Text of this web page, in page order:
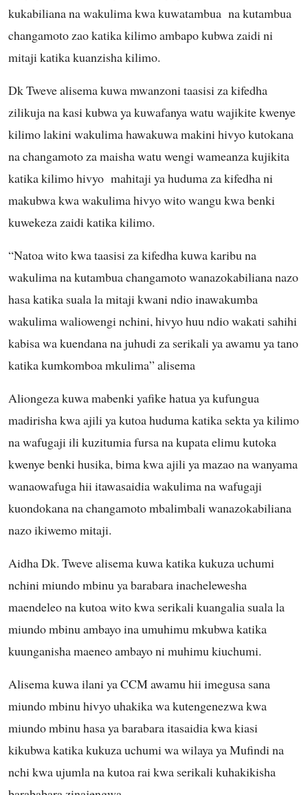
kukabiliana na wakulima kwa kuwatambua na kutambua
changamoto zao katika kilimo ambapo kubwa zaidi ni
mitaji katika kuanzisha kilimo.
Dk Tweve alisema kuwa mwanzoni taasisi za kifedha
zilikuja na kasi kubwa ya kuwafanya watu wajikite kwenye
kilimo lakini wakulima hawakuwa makini hivyo kutokana
na changamoto za maisha watu wengi wameanza kujikita
katika kilimo hivyo mahitaji ya huduma za kifedha ni
makubwa kwa wakulima hivyo wito wangu kwa benki
kuwekeza zaidi katika kilimo.
“Natoa wito kwa taasisi za kifedha kuwa karibu na
wakulima na kutambua changamoto wanazokabiliana nazo
hasa katika suala la mitaji kwani ndio inawakumba
wakulima waliowengi nchini, hivyo huu ndio wakati sahihi
kabisa wa kuendana na juhudi za serikali ya awamu ya tano
katika kumkomboa mkulima” alisema
Aliongeza kuwa mabenki yafike hatua ya kufungua
madirisha kwa ajili ya kutoa huduma katika sekta ya kilimo
na wafugaji ili kuzitumia fursa na kupata elimu kutoka
kwenye benki husika, bima kwa ajili ya mazao na wanyama
wanaowafuga hii itawasaidia wakulima na wafugaji
kuondokana na changamoto mbalimbali wanazokabiliana
nazo ikiwemo mitaji.
Aidha Dk. Tweve alisema kuwa katika kukuza uchumi
nchini miundo mbinu ya barabara inachelewesha
maendeleo na kutoa wito kwa serikali kuangalia suala la
miundo mbinu ambayo ina umuhimu mkubwa katika
kuunganisha maeneo ambayo ni muhimu kiuchumi.
Alisema kuwa ilani ya CCM awamu hii imegusa sana
miundo mbinu hivyo uhakika wa kutengenezwa kwa
miundo mbinu hasa ya barabara itasaidia kwa kiasi
kikubwa katika kukuza uchumi wa wilaya ya Mufindi na
nchi kwa ujumla na kutoa rai kwa serikali kuhakikisha